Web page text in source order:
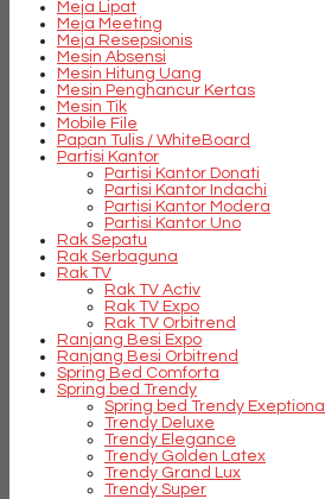
Meja Lipat
Meja Meeting
Meja Resepsionis
Mesin Absensi
Mesin Hitung Uang
Mesin Penghancur Kertas
Mesin Tik
Mobile File
Papan Tulis / WhiteBoard
Partisi Kantor
Partisi Kantor Donati
Partisi Kantor Indachi
Partisi Kantor Modera
Partisi Kantor Uno
Rak Sepatu
Rak Serbaguna
Rak TV
Rak TV Activ
Rak TV Expo
Rak TV Orbitrend
Ranjang Besi Expo
Ranjang Besi Orbitrend
Spring Bed Comforta
Spring bed Trendy
Spring bed Trendy Exeptional
Trendy Deluxe
Trendy Elegance
Trendy Golden Latex
Trendy Grand Lux
Trendy Super